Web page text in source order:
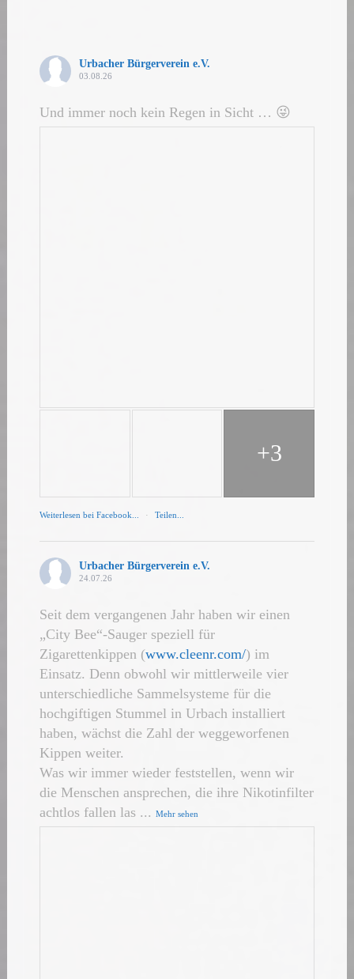
Urbacher Bürgerverein e.V.
03.08.26
Und immer noch kein Regen in Sicht … 😜
+3
Weiterlesen bei Facebook... · Teilen...
Urbacher Bürgerverein e.V.
24.07.26
Seit dem vergangenen Jahr haben wir einen
„City Bee“-Sauger speziell für
Zigarettenkippen (www.cleenr.com/) im
Einsatz. Denn obwohl wir mittlerweile vier
unterschiedliche Sammelsysteme für die
hochgiftigen Stummel in Urbach installiert
haben, wächst die Zahl der weggeworfenen
Kippen weiter.
Was wir immer wieder feststellen, wenn wir
die Menschen ansprechen, die ihre Nikotinfilter
achtlos fallen las ... Mehr sehen